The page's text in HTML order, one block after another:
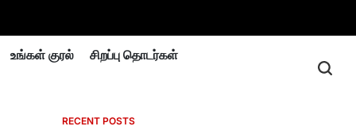
உங்கள் குரல் சிறப்பு தொடர்கள்
RECENT POSTS